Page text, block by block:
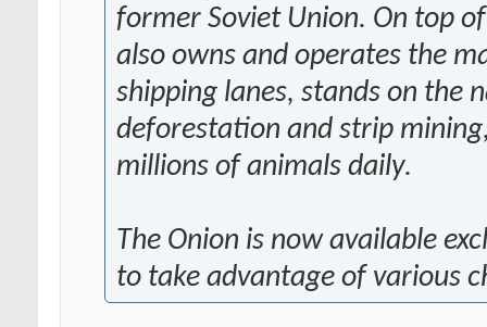
former Soviet Union. On top
also owns and operates the
shipping lanes, stands on the
deforestation and strip
millions of animals daily.
The Onion is now available
to take advantage of various